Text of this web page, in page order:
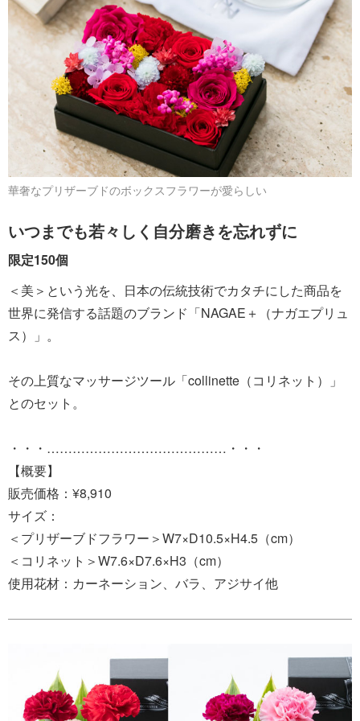
華奢なプリザーブドのボックスフラワーが愛らしい
いつまでも若々しく自分磨きを忘れずに
限定150個
＜美＞という光を、日本の伝統技術でカタチにした商品を
世界に発信する話題のブランド「NAGAE＋（ナガエプリュ
ス）」。
その上質なマッサージツール「collinette（コリネット）」
とのセット。
・・・……………………………………・・・
【概要】
販売価格：¥8,910
サイズ：
＜プリザーブドフラワー＞W7×D10.5×H4.5（cm）
＜コリネット＞W7.6×D7.6×H3（cm）
使用花材：カーネーション、バラ、アジサイ他